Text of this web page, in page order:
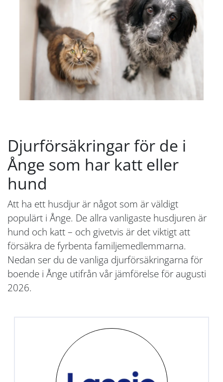
Djurförsäkringar för de i
Ånge som har katt eller
hund
Att ha ett husdjur är något som är väldigt
populärt i Ånge. De allra vanligaste husdjuren är
hund och katt – och givetvis är det viktigt att
försäkra de fyrbenta familjemedlemmarna.
Nedan ser du de vanliga djurförsäkringarna för
boende i Ånge utifrån vår jämförelse för augusti
2026.